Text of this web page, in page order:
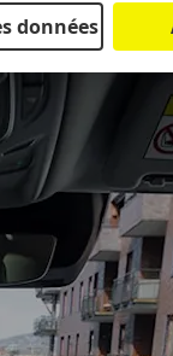
passagers
du MGS5
données